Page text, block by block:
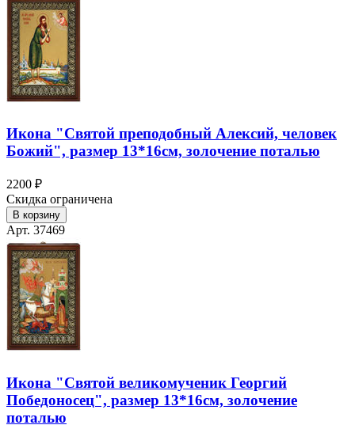
Икона "Святой преподобный Алексий, человек
Божий", размер 13*16см, золочение поталью
2200 ₽
Скидка ограничена
В корзину
Арт. 37469
Икона "Святой великомученик Георгий
Победоносец", размер 13*16см, золочение
поталью